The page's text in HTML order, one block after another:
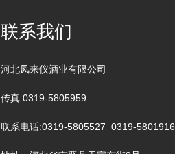
联系我们
河北凤来仪酒业有限公司
传真:0319-5805959
联系电话:0319-5805527 0319-5801916